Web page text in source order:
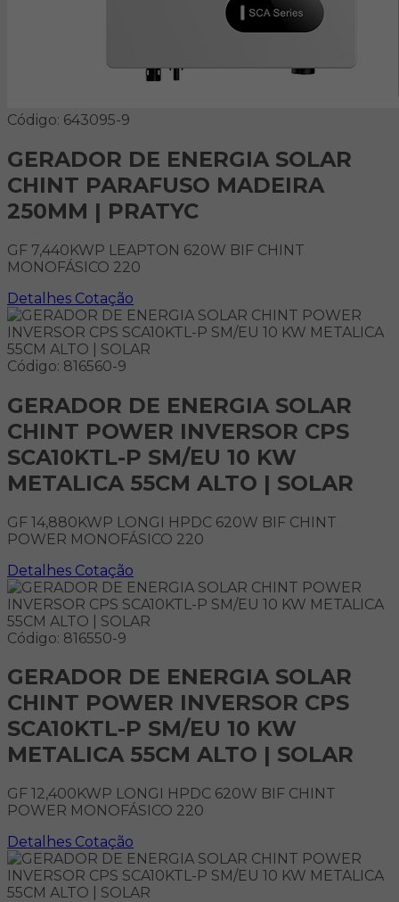
Código: 643095-9
GERADOR DE ENERGIA SOLAR
CHINT PARAFUSO MADEIRA
250MM | PRATYC
GF 7,440KWP LEAPTON 620W BIF CHINT
MONOFÁSICO 220
Detalhes Cotação
Código: 816560-9
GERADOR DE ENERGIA SOLAR
CHINT POWER INVERSOR CPS
SCA10KTL-P SM/EU 10 KW
METALICA 55CM ALTO | SOLAR
GF 14,880KWP LONGI HPDC 620W BIF CHINT
POWER MONOFÁSICO 220
Detalhes Cotação
Código: 816550-9
GERADOR DE ENERGIA SOLAR
CHINT POWER INVERSOR CPS
SCA10KTL-P SM/EU 10 KW
METALICA 55CM ALTO | SOLAR
GF 12,400KWP LONGI HPDC 620W BIF CHINT
POWER MONOFÁSICO 220
Detalhes Cotação